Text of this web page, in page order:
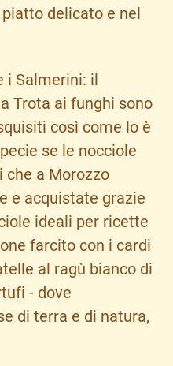
delicato e nel
i Salmerini: il
Trota ai funghi sono
così come lo è
se le nocciole
che a Morozzo
e acquistate grazie
ideali per ricette
farcito con i cardi
al ragù bianco di
- dove
di terra e di natura,